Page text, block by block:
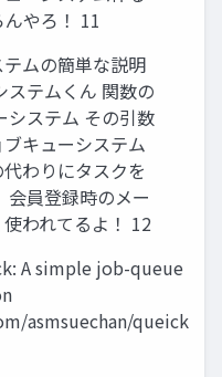
やろ！ 11
ムの簡単な説明
ステムくん 関数の
システム その引数
キューシステム
わりにタスクを
会員登録時のメー
われてるよ！ 12
A simple job-queue
asmsuechan/queick